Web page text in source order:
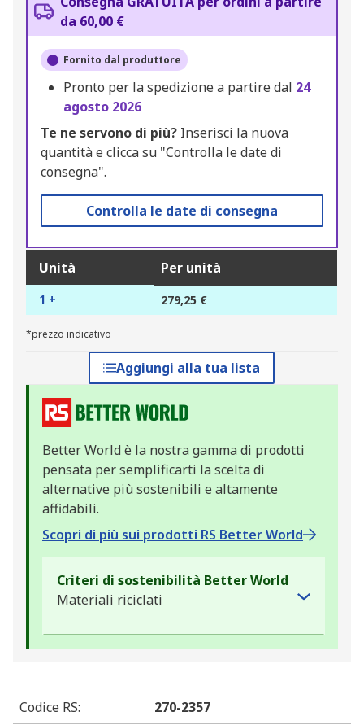
da 60,00 €
Fornito dal produttore
Pronto per la spedizione a partire dal 24
agosto 2026
Te ne servono di più? Inserisci la nuova
quantità e clicca su "Controlla le date di
consegna".
Controlla le date di consegna
Unità Per unità
1 + 279,25 €
*prezzo indicativo
Aggiungi alla tua lista
Better World è la nostra gamma di prodotti
pensata per semplificarti la scelta di
alternative più sostenibili e altamente
affidabili.
Scopri di più sui prodotti RS Better World
Criteri di sostenibilità Better World
Materiali riciclati
Codice RS: 270-2357